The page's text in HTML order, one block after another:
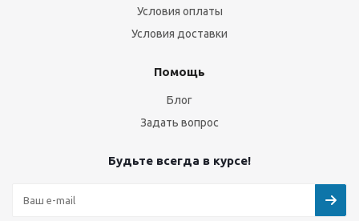
Условия оплаты
Условия доставки
Помощь
Блог
Задать вопрос
Будьте всегда в курсе!